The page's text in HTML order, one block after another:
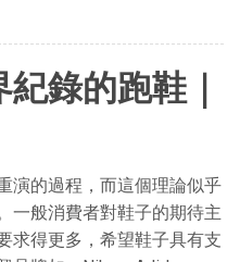
錄的跑鞋｜
演的過程，而這個理論似乎
一般消費者對鞋子的期待主
求得更多，希望鞋子具有支